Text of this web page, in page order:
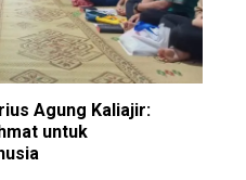
Agung Kaliajir:
untuk